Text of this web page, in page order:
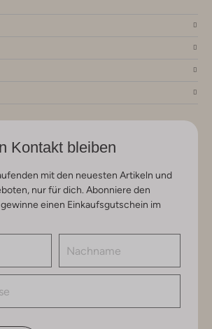
Kontakt bleiben
mit den neuesten Artikeln und
nur für dich. Abonniere den
einen Einkaufsgutschein im